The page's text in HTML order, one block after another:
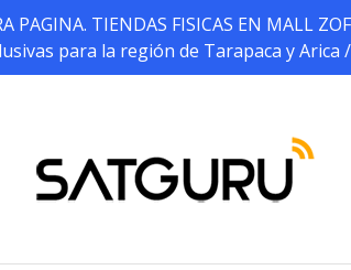
PAGINA. TIENDAS FISICAS EN MALL
para la región de Tarapaca y Arica